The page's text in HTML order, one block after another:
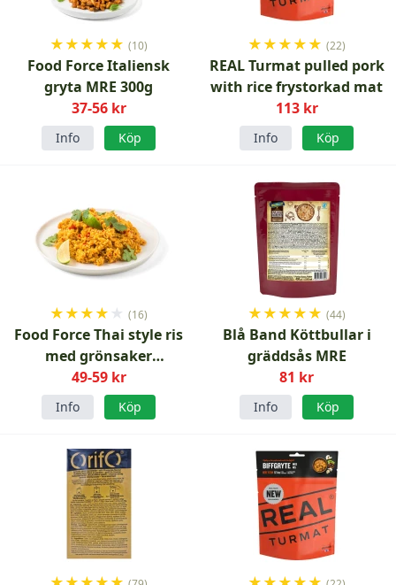
★★★★★ (10)
Food Force Italiensk
gryta MRE 300g
37-56 kr
Info Köp
★★★★★ (22)
REAL Turmat pulled pork
with rice frystorkad mat
113 kr
Info Köp
★★★★ ★ (16)
Food Force Thai style ris
med grönsaker
frystorkad vegetarisk 150
49-59 kr
Info Köp
★★★★★ (44)
Blå Band Köttbullar i
gräddsås MRE
81 kr
Info Köp